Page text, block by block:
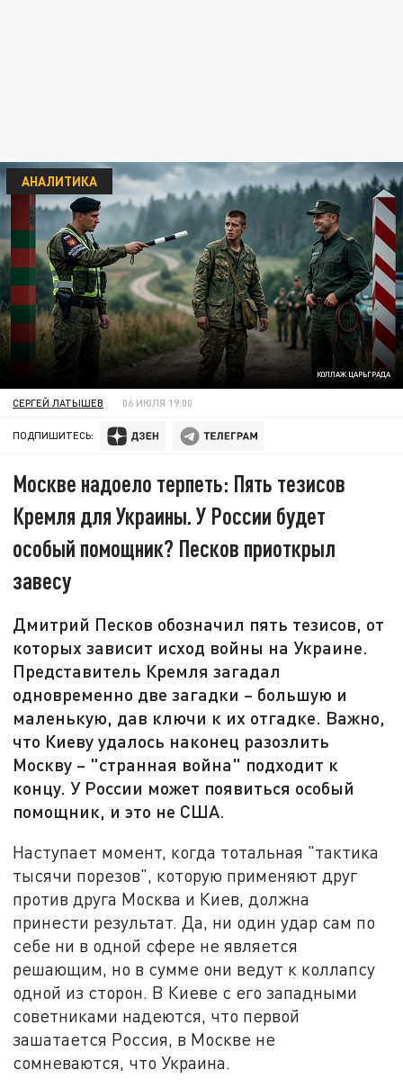
КОЛЛАЖ ЦАРЬГРАДА
АНАЛИТИКА
СЕРГЕЙ ЛАТЫШЕВ 06 ИЮЛЯ 19:00
ПОДПИШИТЕСЬ:
Москве надоело терпеть: Пять тезисов
Кремля для Украины. У России будет
особый помощник? Песков приоткрыл
завесу
Дмитрий Песков обозначил пять тезисов, от
которых зависит исход войны на Украине.
Представитель Кремля загадал
одновременно две загадки – большую и
маленькую, дав ключи к их отгадке. Важно,
что Киеву удалось наконец разозлить
Москву – "странная война" подходит к
концу. У России может появиться особый
помощник, и это не США.
Наступает момент, когда тотальная "тактика
тысячи порезов", которую применяют друг
против друга Москва и Киев, должна
принести результат. Да, ни один удар сам по
себе ни в одной сфере не является
решающим, но в сумме они ведут к коллапсу
одной из сторон. В Киеве с его западными
советниками надеются, что первой
зашатается Россия, в Москве не
сомневаются, что Украина.